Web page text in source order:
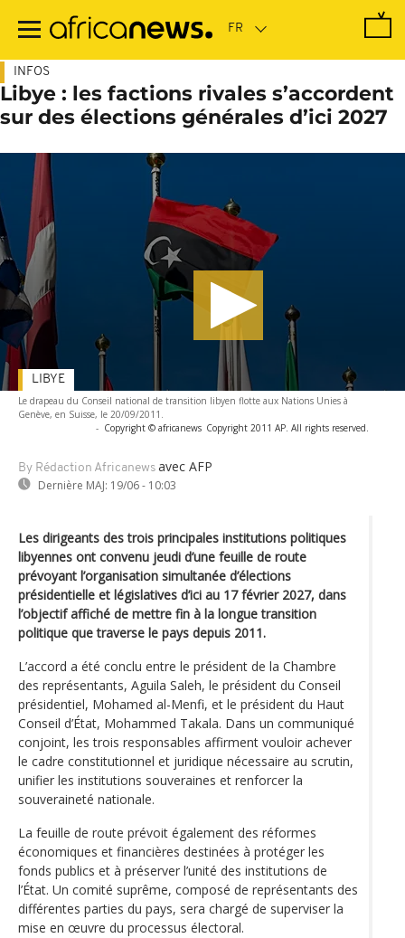
contenu
INFOS
Libye : les factions rivales s’accordent
sur des élections générales d’ici 2027
Le drapeau du Conseil national de transition libyen flotte aux Nations Unies à
Genève, en Suisse, le 20/09/2011.
- Copyright © africanews Copyright 2011 AP. All rights reserved.
By Rédaction Africanews avec AFP
Dernière MAJ: 19/06 - 10:03
LIBYE
Les dirigeants des trois principales institutions politiques
libyennes ont convenu jeudi d’une feuille de route
prévoyant l’organisation simultanée d’élections
présidentielle et législatives d’ici au 17 février 2027, dans
l’objectif affiché de mettre fin à la longue transition
politique que traverse le pays depuis 2011.
L’accord a été conclu entre le président de la Chambre
des représentants, Aguila Saleh, le président du Conseil
présidentiel, Mohamed al-Menfi, et le président du Haut
Conseil d’État, Mohammed Takala. Dans un communiqué
conjoint, les trois responsables affirment vouloir achever
le cadre constitutionnel et juridique nécessaire au scrutin,
unifier les institutions souveraines et renforcer la
souveraineté nationale.
La feuille de route prévoit également des réformes
économiques et financières destinées à protéger les
fonds publics et à préserver l’unité des institutions de
l’État. Un comité suprême, composé de représentants des
différentes parties du pays, sera chargé de superviser la
mise en œuvre du processus électoral.